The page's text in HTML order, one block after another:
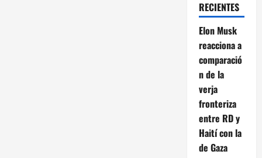
RECIENTES
Elon Musk
reacciona a
comparació
n de la
verja
fronteriza
entre RD y
Haití con la
de Gaza